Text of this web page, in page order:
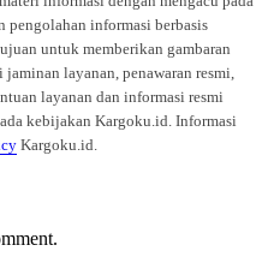
pengolahan informasi berbasis
untuk memberikan gambaran
layanan, penawaran resmi,
layanan dan informasi resmi
kebijakan Kargoku.id. Informasi
Kargoku.id.